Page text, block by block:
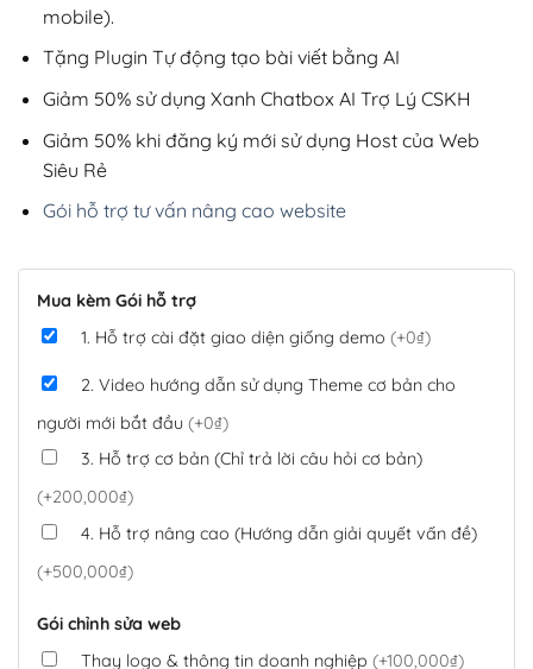
mobile).
Tặng Plugin Tự động tạo bài viết bằng AI
Giảm 50% sử dụng Xanh Chatbox AI Trợ Lý CSKH
Giảm 50% khi đăng ký mới sử dụng Host của Web
Siêu Rẻ
Gói hỗ trợ tư vấn nâng cao website
Mua kèm Gói hỗ trợ
1. Hỗ trợ cài đặt giao diện giống demo (+0₫)
2. Video hướng dẫn sử dụng Theme cơ bản cho
người mới bắt đầu (+0₫)
3. Hỗ trợ cơ bản (Chỉ trả lời câu hỏi cơ bản)
(+200,000₫)
4. Hỗ trợ nâng cao (Hướng dẫn giải quyết vấn đề)
(+500,000₫)
Gói chỉnh sửa web
Thay logo & thông tin doanh nghiệp (+100,000₫)